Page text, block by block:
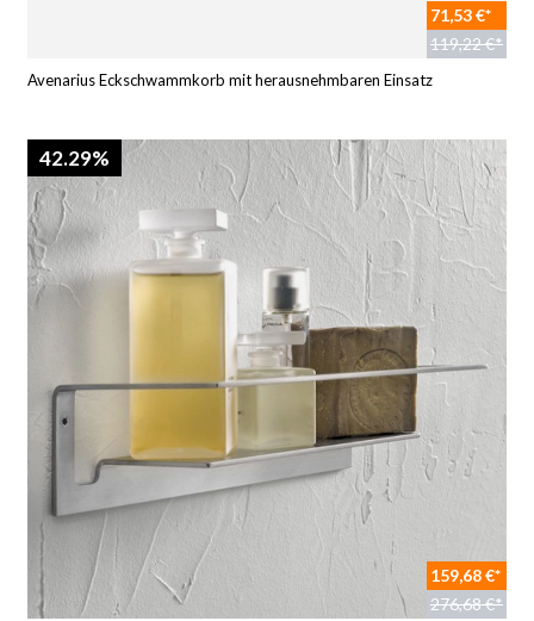
71,53 €*
119,22 €*
Avenarius Eckschwammkorb mit herausnehmbaren Einsatz
42.29%
159,68 €*
276,68 €*